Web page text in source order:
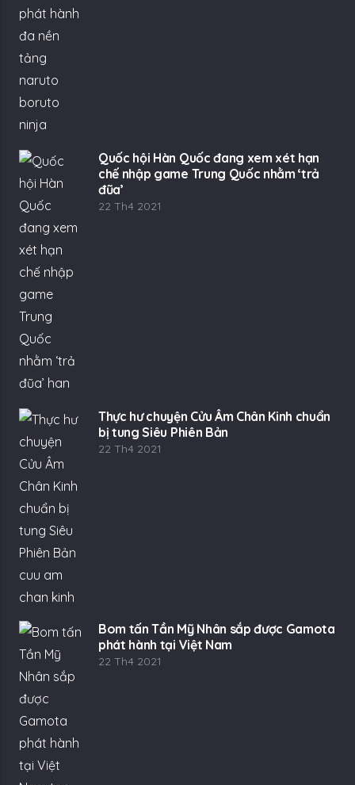
Quốc hội Hàn Quốc đang xem xét hạn
chế nhập game Trung Quốc nhằm ‘trả
đũa’
22 Th4 2021
Thực hư chuyện Cửu Âm Chân Kinh chuẩn
bị tung Siêu Phiên Bản
22 Th4 2021
Bom tấn Tần Mỹ Nhân sắp được Gamota
phát hành tại Việt Nam
22 Th4 2021